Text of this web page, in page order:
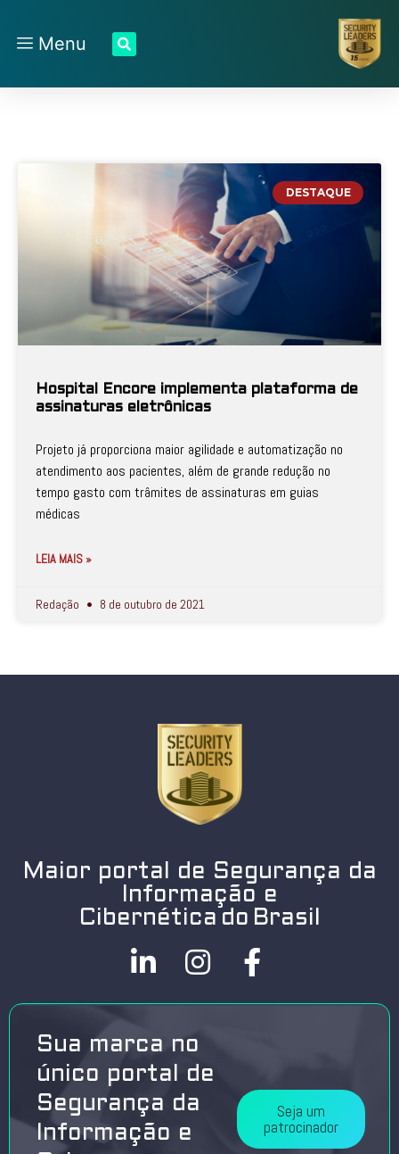
Menu
DESTAQUE
Hospital Encore implementa plataforma de
assinaturas eletrônicas
Projeto já proporciona maior agilidade e automatização no
atendimento aos pacientes, além de grande redução no
tempo gasto com trâmites de assinaturas em guias
médicas
LEIA MAIS »
Redação 8 de outubro de 2021
Maior portal de Segurança da
Informação e
Cibernética do Brasil
Sua marca no
único portal de
Segurança da
Informação e
Seja um
patrocinador